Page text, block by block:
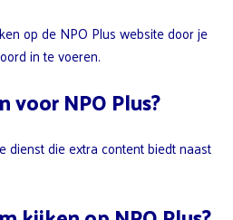
op de NPO Plus website door je
in te voeren.
voor NPO Plus?
dienst die extra content biedt naast